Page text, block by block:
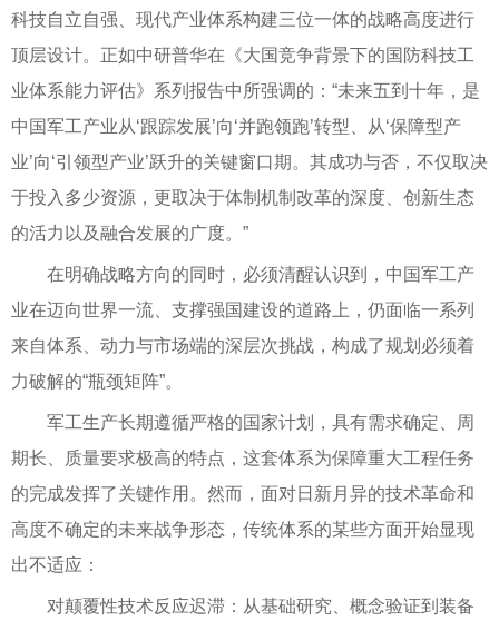
科技自立自强、现代产业体系构建三位一体的战略高度进行
顶层设计。正如中研普华在《大国竞争背景下的国防科技工
业体系能力评估》系列报告中所强调的：“未来五到十年，是
中国军工产业从‘跟踪发展’向‘并跑领跑’转型、从‘保障型产
业’向‘引领型产业’跃升的关键窗口期。其成功与否，不仅取决
于投入多少资源，更取决于体制机制改革的深度、创新生态
的活力以及融合发展的广度。”
在明确战略方向的同时，必须清醒认识到，中国军工产
业在迈向世界一流、支撑强国建设的道路上，仍面临一系列
来自体系、动力与市场端的深层次挑战，构成了规划必须着
力破解的“瓶颈矩阵”。
军工生产长期遵循严格的国家计划，具有需求确定、周
期长、质量要求极高的特点，这套体系为保障重大工程任务
的完成发挥了关键作用。然而，面对日新月异的技术革命和
高度不确定的未来战争形态，传统体系的某些方面开始显现
出不适应：
对颠覆性技术反应迟滞：从基础研究、概念验证到装备